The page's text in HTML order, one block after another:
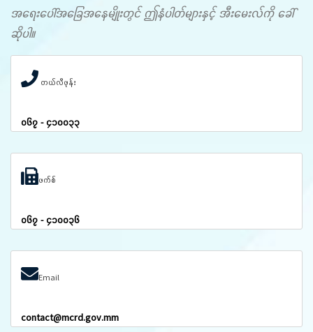
အရေးပေါ်အခြေအနေမျိုးတွင် ဤနံပါတ်များနှင့် အီးမေးလ်ကို ခေါ်
ဆိုပါ။
တယ်လီဖုန်း
၀၆၇ - ၄၁၀၀၃၃
ဖက်စ်
၀၆၇ - ၄၁၀၀၃၆
Email
contact@mcrd.gov.mm